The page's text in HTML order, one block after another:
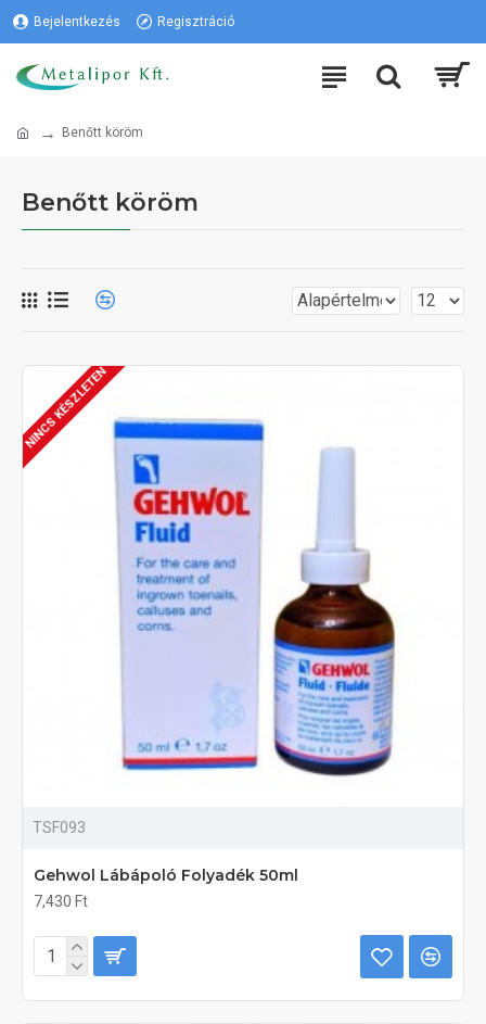
Bejelentkezés Regisztráció
Benőtt köröm
Benőtt köröm
NINCS KÉSZLETEN
TSF093
Gehwol Lábápoló Folyadék 50ml
7,430 Ft